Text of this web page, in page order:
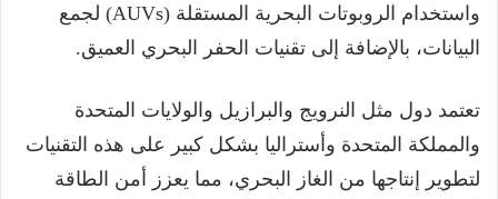
واستخدام الروبوتات البحرية المستقلة (AUVs) لجمع
البيانات، بالإضافة إلى تقنيات الحفر البحري العميق.
تعتمد دول مثل النرويج والبرازيل والولايات المتحدة
والمملكة المتحدة وأستراليا بشكل كبير على هذه التقنيات
لتطوير إنتاجها من الغاز البحري، مما يعزز أمن الطاقة